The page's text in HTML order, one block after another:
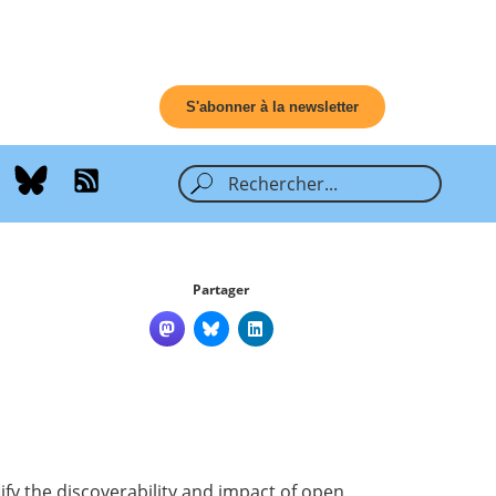
S'abonner à la newsletter
Partager